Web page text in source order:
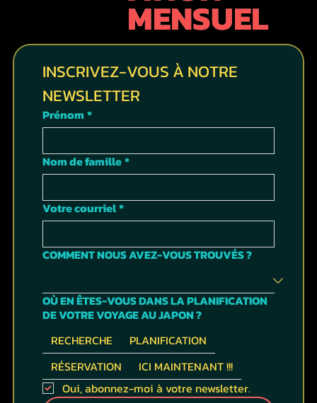
MENSUEL
INSCRIVEZ-VOUS À NOTRE
NEWSLETTER
Prénom *
Nom de famille*
Votre courriel*
COMMENT NOUS AVEZ-VOUS TROUVÉS ?
OÙ EN ÊTES-VOUS DANS LA PLANIFICATION
DE VOTRE VOYAGE AU JAPON ?
RECHERCHE
PLANIFICATION
RÉSERVATION
ICI MAINTENANT !!!
Oui, abonnez-moi à votre newsletter.